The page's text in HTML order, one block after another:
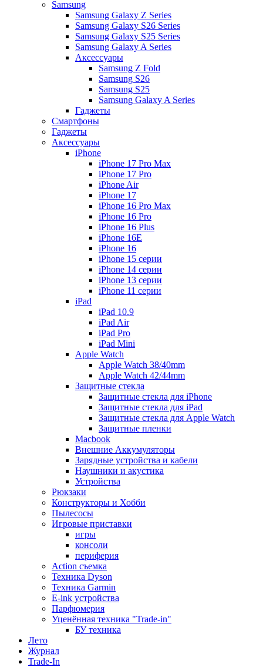
Samsung
Samsung Galaxy Z Series
Samsung Galaxy S26 Series
Samsung Galaxy S25 Series
Samsung Galaxy A Series
Аксессуары
Samsung Z Fold
Samsung S26
Samsung S25
Samsung Galaxy A Series
Гаджеты
Смартфоны
Гаджеты
Аксессуары
iPhone
iPhone 17 Pro Max
iPhone 17 Pro
iPhone Air
iPhone 17
iPhone 16 Pro Max
iPhone 16 Pro
iPhone 16 Plus
iPhone 16E
iPhone 16
iPhone 15 серии
iPhone 14 серии
iPhone 13 серии
iPhone 11 серии
iPad
iPad 10.9
iPad Air
iPad Pro
iPad Mini
Apple Watch
Apple Watch 38/40mm
Apple Watch 42/44mm
Защитные стекла
Защитные стекла для iPhone
Защитные стекла для iPad
Защитные стекла для Apple Watch
Защитные пленки
Macbook
Внешние Аккумуляторы
Зарядные устройства и кабели
Наушники и акустика
Устройства
Рюкзаки
Конструкторы и Хобби
Пылесосы
Игровые приставки
игры
консоли
периферия
Action съемка
Техника Dyson
Техника Garmin
E-ink устройства
Парфюмерия
Уценённая техника "Trade-in"
БУ техника
Лето
Журнал
Trade-In